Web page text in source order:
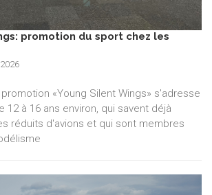
promotion du sport chez les
«Young Silent Wings» s'adresse
12 à 16 ans environ, qui savent déjà
réduits d'avions et qui sont membres